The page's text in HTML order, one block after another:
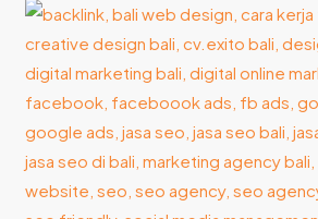
Jasa
Iklan
Murah:
Solusi
Hemat
Promosi
Digital